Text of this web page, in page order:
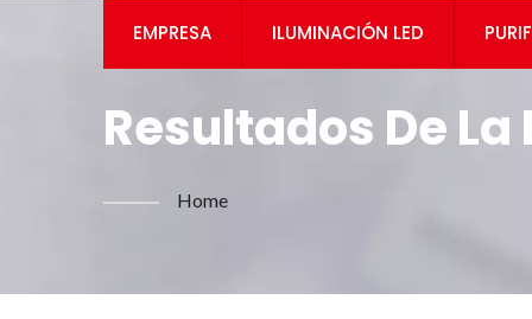
EMPRESA ILUMINACIÓN LED
Resultados De
Cumplimiento
Home